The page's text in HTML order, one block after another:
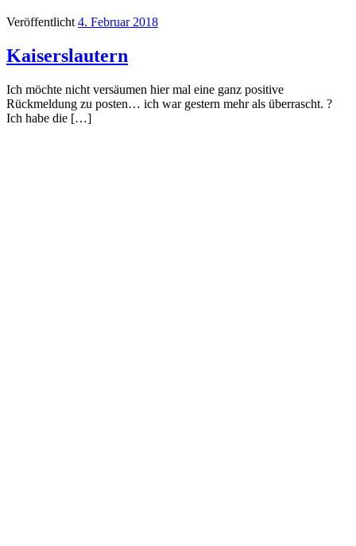
Veröffentlicht 4. Februar 2018
Kaiserslautern
Ich möchte nicht versäumen hier mal eine ganz positive
Rückmeldung zu posten… ich war gestern mehr als überrascht. ?
Ich habe die […]